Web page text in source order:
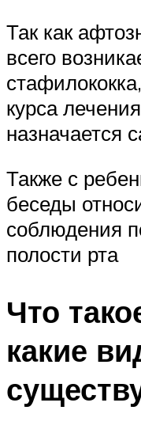
Так как
всего
курса
назначается
Также с
беседы
соблюдения
полости рта
Что
какие